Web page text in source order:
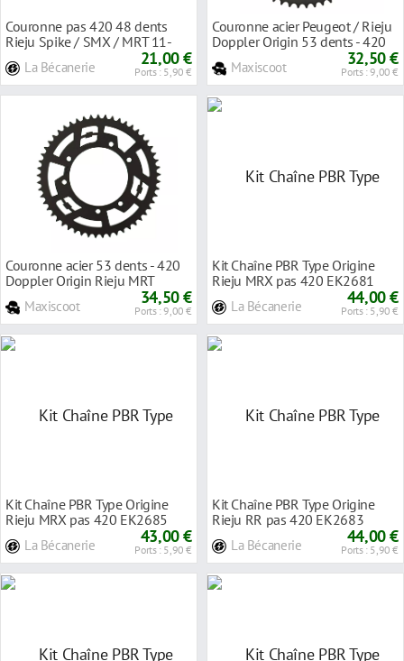
Couronne pas 420 48 dents
Rieju Spike / SMX / MRT 11-
La Bécanerie 21,00 €
Ports : 5,90 €
Couronne acier Peugeot / Rieju
Doppler Origin 53 dents - 420
Maxiscoot 32,50 €
Ports : 9,00 €
Couronne acier 53 dents - 420
Doppler Origin Rieju MRT
Maxiscoot 34,50 €
Ports : 9,00 €
Kit Chaîne PBR Type Origine
Rieju MRX pas 420 EK2681
La Bécanerie 44,00 €
Ports : 5,90 €
Kit Chaîne PBR Type Origine
Rieju MRX pas 420 EK2685
La Bécanerie 43,00 €
Ports : 5,90 €
Kit Chaîne PBR Type Origine
Rieju RR pas 420 EK2683
La Bécanerie 44,00 €
Ports : 5,90 €